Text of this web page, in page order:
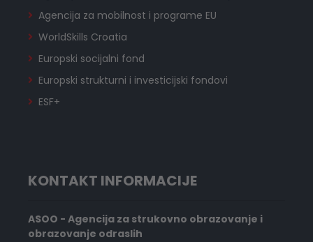
Agencija za mobilnost i programe EU
WorldSkills Croatia
Europski socijalni fond
Europski strukturni i investicijski fondovi
ESF+
KONTAKT INFORMACIJE
ASOO - Agencija za strukovno obrazovanje i
obrazovanje odraslih